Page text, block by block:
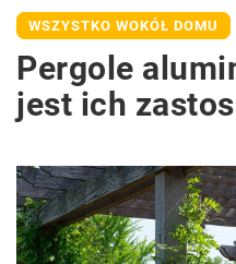
WSZYSTKO WOKÓŁ DOMU
Pergole
jest ich